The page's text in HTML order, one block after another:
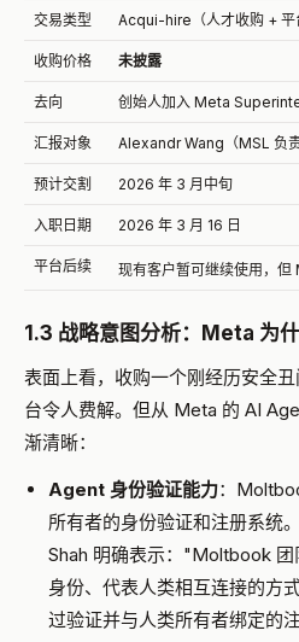
交易类型 Acqui-hire（人才收购 + 平
收购价格 未披露
去向 创始人加入 Meta
汇报对象 Alexandr Wang（MSL 负
预计交割 2026 年 3 月中旬
入职日期 2026 年 3 月 16 日
平台后续 现有客户暂可继续使用，
1.3 战略意图分析：Meta 为
表面上看，收购一个刚经历安全
台令人费解。但从 Meta 的 AI
渐清晰：
Agent 身份验证能力：
所有者的身份验证和注册系统
Shah 明确表示："Moltbook
身份、代表人类相互连接的方
过验证并与人类所有者绑定的